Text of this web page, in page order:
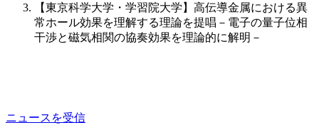
【東京科学大学・学習院大学】高伝導金属における異
常ホール効果を理解する理論を提唱－電子の量子位相
干渉と磁気相関の協奏効果を理論的に解明－
ニュースを受信